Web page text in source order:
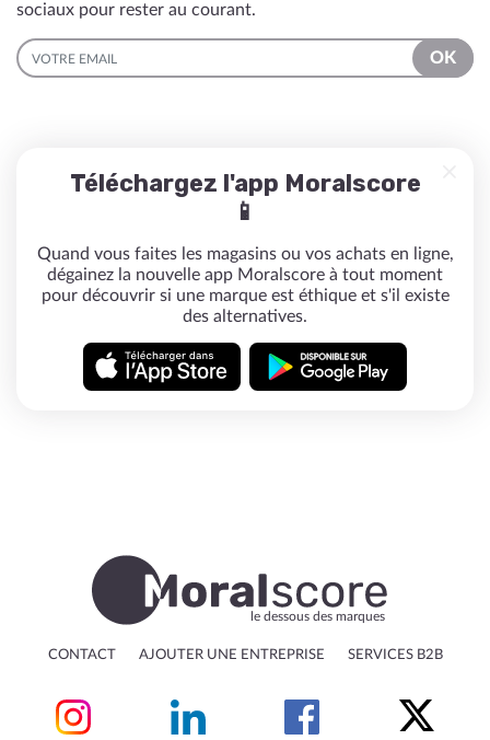
sociaux pour rester au courant.
EMAIL
OK
Téléchargez l'app Moralscore
📱
Quand vous faites les magasins ou vos achats en ligne,
dégainez la nouvelle app Moralscore à tout moment
pour découvrir si une marque est éthique et s'il existe
des alternatives.
le dessous des marques
CONTACT AJOUTER UNE ENTREPRISE SERVICES B2B